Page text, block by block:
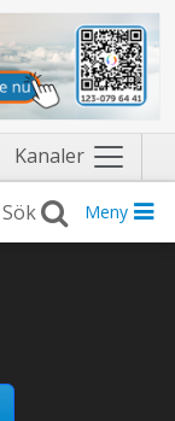
Kanaler Näytä
valikko
Meny